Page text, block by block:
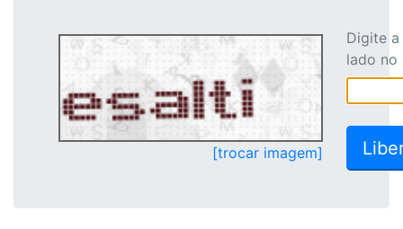
[trocar imagem]
Digite
lado no